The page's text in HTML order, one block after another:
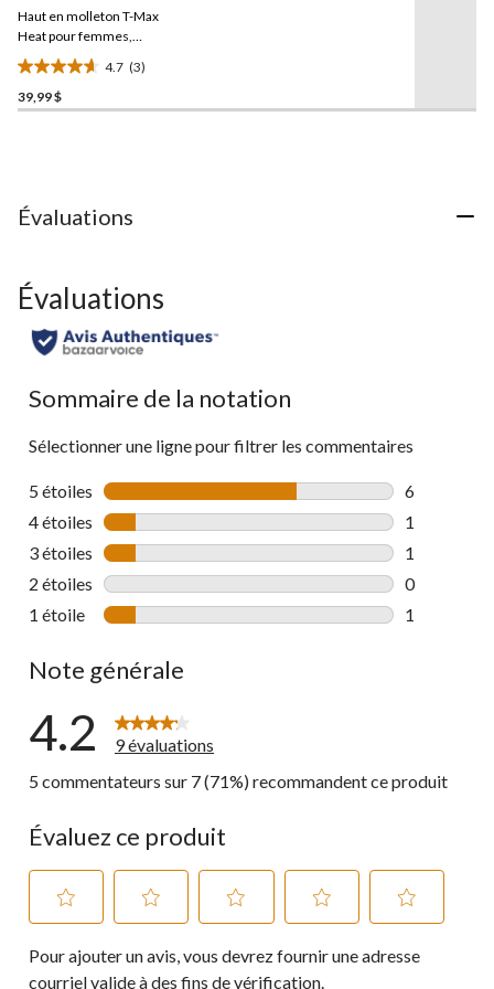
Haut en molleton T-Max
Heat pour femmes,
WindRiver
4.7 (3)
4.7
étoile(s)
39,99 $
Évaluations
Évaluations
Sommaire de la notation
Sélectionner une ligne pour filtrer les commentaires
5 étoiles étoiles
6
4 étoiles étoiles
1
3 étoiles étoiles
1
2 étoiles étoiles
0
1 étoile étoiles
1
Note générale
4.2
9 évaluations
5 commentateurs sur 7 (71%) recommandent ce produit
Évaluez ce produit
pour
évaluer
pour
évaluer
pour
évaluer
pour
évaluer
pour
Pour ajouter un avis, vous devrez fournir une adresse
courriel valide à des fins de vérification.